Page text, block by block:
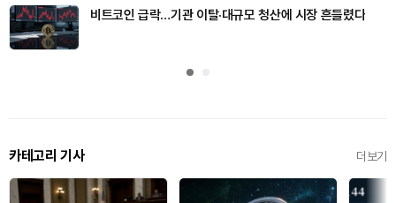
비트코인 급락…기관 이탈·대규모 청산에 시장 흔들렸다
카테고리 기사 더보기